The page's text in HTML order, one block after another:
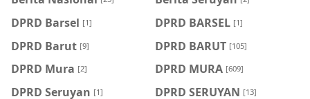
DPRD Barsel [1] DPRD BARSEL [1]
DPRD Barut [9] DPRD BARUT [105]
DPRD Mura [2] DPRD MURA [609]
DPRD Seruyan [1] DPRD SERUYAN [13]